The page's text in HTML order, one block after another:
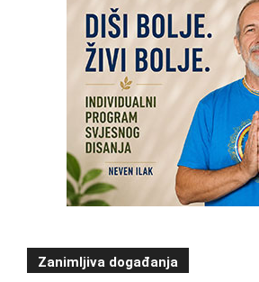
Zanimljiva događanja